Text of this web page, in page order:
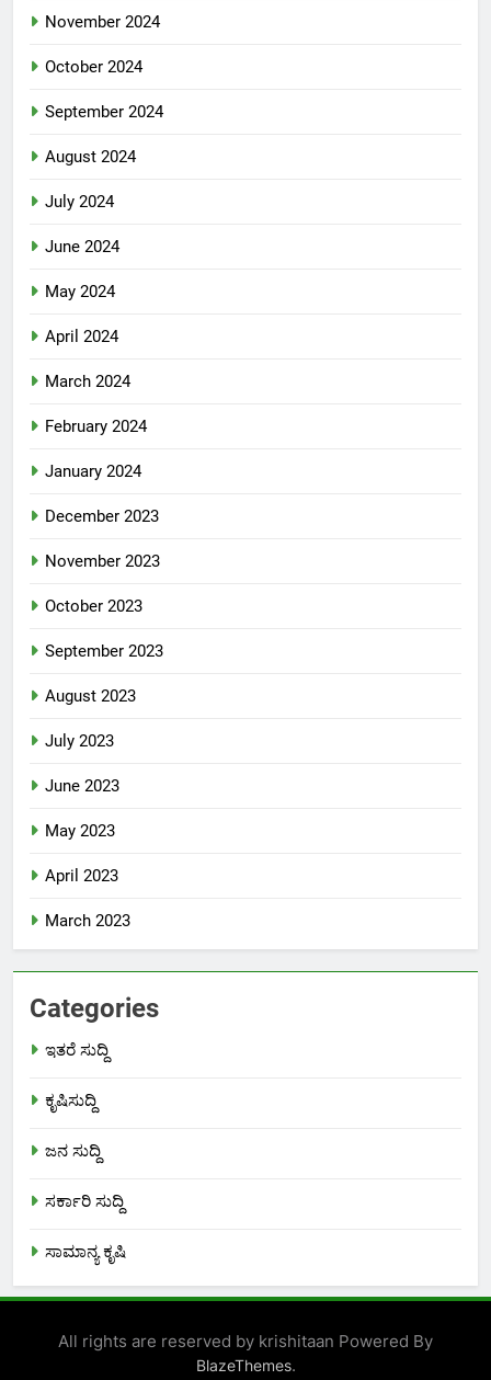
November 2024
October 2024
September 2024
August 2024
July 2024
June 2024
May 2024
April 2024
March 2024
February 2024
January 2024
December 2023
November 2023
October 2023
September 2023
August 2023
July 2023
June 2023
May 2023
April 2023
March 2023
Categories
ಇತರೆ ಸುದ್ದಿ
ಕೃಷಿಸುದ್ದಿ
ಜನ ಸುದ್ದಿ
ಸರ್ಕಾರಿ ಸುದ್ದಿ
ಸಾಮಾನ್ಯ ಕೃಷಿ
All rights are reserved by krishitaan Powered By
BlazeThemes.